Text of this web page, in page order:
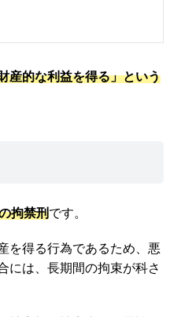
産的な利益を得る」という
拘禁刑です。
を得る行為であるため、悪
には、長期間の拘束が科さ